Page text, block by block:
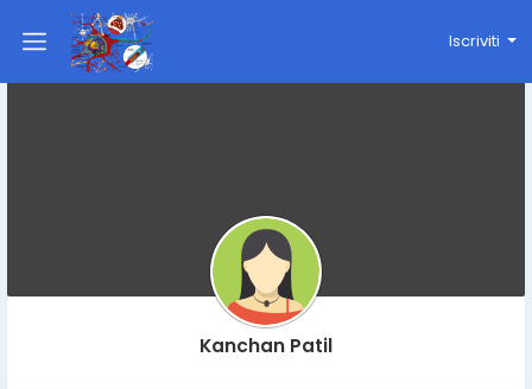
Iscriviti
Kanchan Patil